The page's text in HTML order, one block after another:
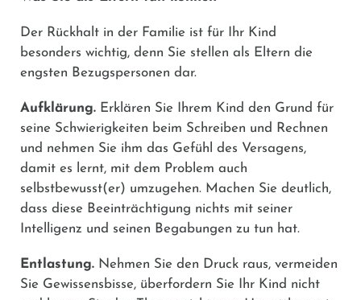
Der Rückhalt in der Familie ist für Ihr Kind
besonders wichtig, denn Sie stellen als Eltern die
engsten Bezugspersonen dar.
Aufklärung. Erklären Sie Ihrem Kind den Grund für
seine Schwierigkeiten beim Schreiben und Rechnen
und nehmen Sie ihm das Gefühl des Versagens,
damit es lernt, mit dem Problem auch
selbstbewusst(er) umzugehen. Machen Sie deutlich,
dass diese Beeinträchtigung nichts mit seiner
Intelligenz und seinen Begabungen zu tun hat.
Entlastung. Nehmen Sie den Druck raus, vermeiden
Sie Gewissensbisse, überfordern Sie Ihr Kind nicht